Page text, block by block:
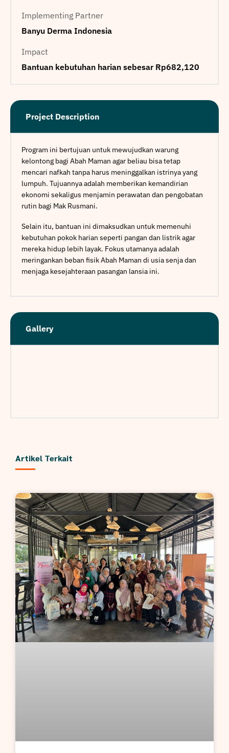
Implementing Partner
Banyu Derma Indonesia
Impact
Bantuan kebutuhan harian sebesar Rp682,120
Project Description
Program ini bertujuan untuk mewujudkan warung
kelontong bagi Abah Maman agar beliau bisa tetap
mencari nafkah tanpa harus meninggalkan istrinya yang
lumpuh. Tujuannya adalah memberikan kemandirian
ekonomi sekaligus menjamin perawatan dan pengobatan
rutin bagi Mak Rusmani.
Selain itu, bantuan ini dimaksudkan untuk memenuhi
kebutuhan pokok harian seperti pangan dan listrik agar
mereka hidup lebih layak. Fokus utamanya adalah
meringankan beban fisik Abah Maman di usia senja dan
menjaga kesejahteraan pasangan lansia ini.
Gallery
Artikel Terkait